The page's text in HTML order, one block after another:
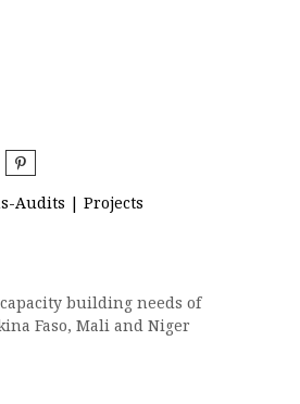
Audits | Projects
building needs of
Faso, Mali and Niger